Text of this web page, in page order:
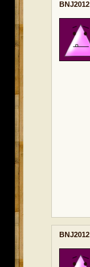
BNJ2012
BNJ2012